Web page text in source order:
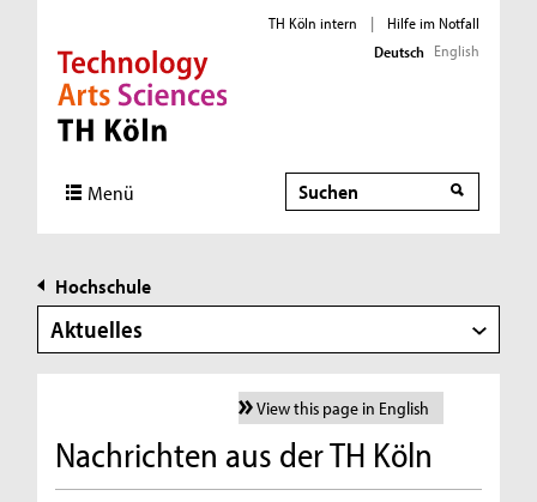
Direkt zur Hauptnavigation
Direkt zur Subnavigation
Direkt zum Inhalt
Direkt zum Fußbereich
TH Köln intern |
Hilfe im Notfall
Deutsch English
Menü Suche
Hochschule
Aktuelles
View this page in English
Nachrichten aus der TH Köln